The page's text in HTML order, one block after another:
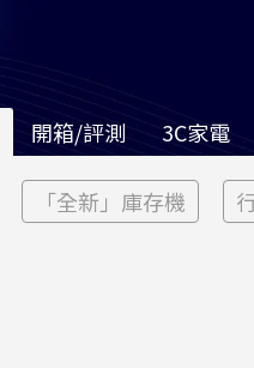
開箱/評測 3C家電
「全新」庫存機